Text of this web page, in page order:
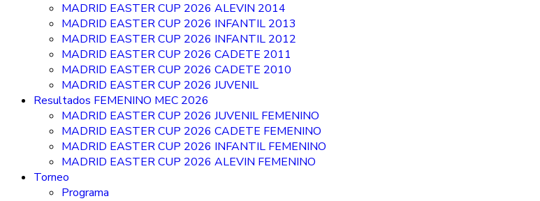
MADRID EASTER CUP 2026 ALEVIN 2014
MADRID EASTER CUP 2026 INFANTIL 2013
MADRID EASTER CUP 2026 INFANTIL 2012
MADRID EASTER CUP 2026 CADETE 2011
MADRID EASTER CUP 2026 CADETE 2010
MADRID EASTER CUP 2026 JUVENIL
Resultados FEMENINO MEC 2026
MADRID EASTER CUP 2026 JUVENIL FEMENINO
MADRID EASTER CUP 2026 CADETE FEMENINO
MADRID EASTER CUP 2026 INFANTIL FEMENINO
MADRID EASTER CUP 2026 ALEVIN FEMENINO
Torneo
Programa